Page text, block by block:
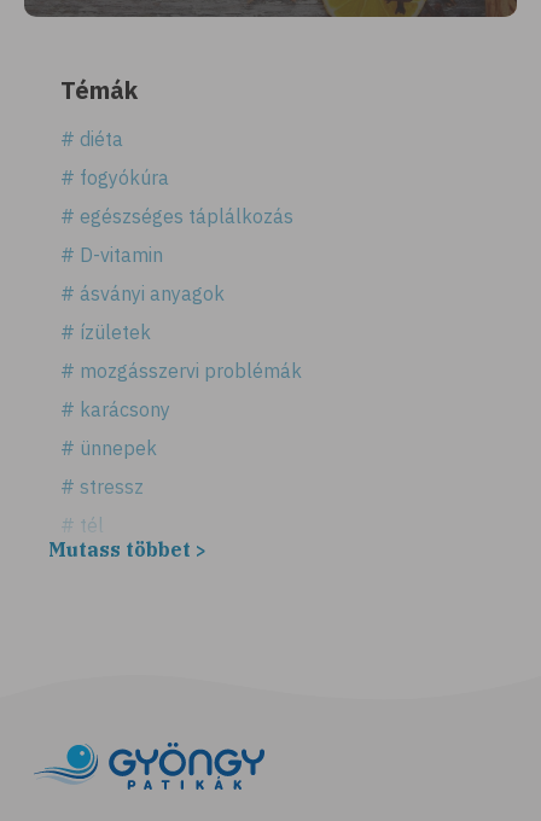
Témák
# diéta
# fogyókúra
# egészséges táplálkozás
# D-vitamin
# ásványi anyagok
# ízületek
# mozgásszervi problémák
# karácsony
# ünnepek
# stressz
# tél
# fűszerek
# gyömbér
# kurkuma
Mutass többet >